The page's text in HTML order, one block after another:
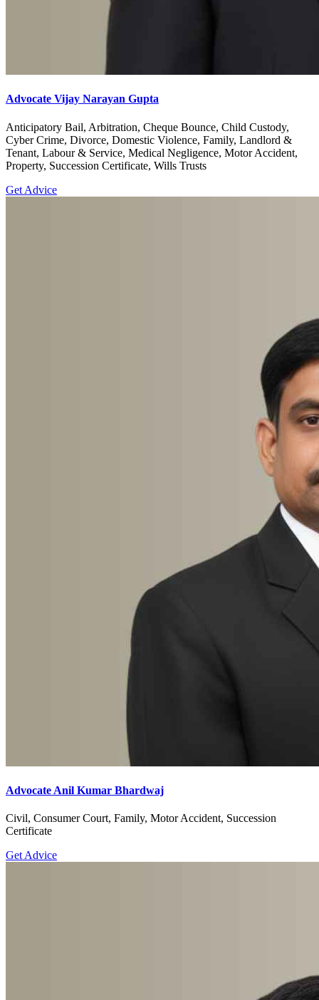
Advocate Vijay Narayan Gupta
Anticipatory Bail, Arbitration, Cheque Bounce, Child Custody,
Cyber Crime, Divorce, Domestic Violence, Family, Landlord &
Tenant, Labour & Service, Medical Negligence, Motor Accident,
Property, Succession Certificate, Wills Trusts
Get Advice
Advocate Anil Kumar Bhardwaj
Civil, Consumer Court, Family, Motor Accident, Succession
Certificate
Get Advice